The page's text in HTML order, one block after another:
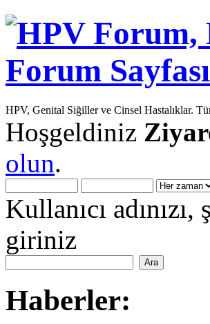
HPV, Genital Siğiller ve Cinsel Hastalıklar.
Hoşgeldiniz
olun.
Kullanıcı
giriniz
Haberler: